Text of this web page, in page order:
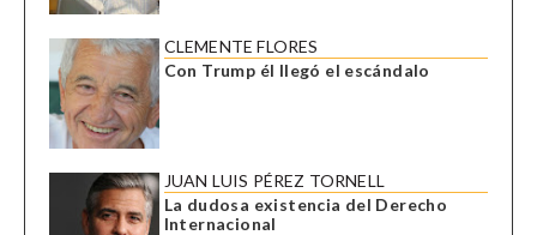
CLEMENTE FLORES
Con Trump él llegó el escándalo
JUAN LUIS PÉREZ TORNELL
La dudosa existencia del Derecho
Internacional